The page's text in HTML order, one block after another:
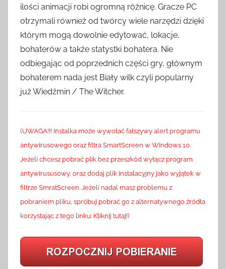
ilości animacji robi ogromną różnicę. Gracze PC
otrzymali również od twórcy wiele narzędzi dzięki
którym mogą dowolnie edytować, lokacje,
bohaterów a także statystki bohatera. Nie
odbiegając od poprzednich części gry, głównym
bohaterem nada jest Biały wilk czyli popularny
już Wiedźmin / The Witcher.
(UWAGA!!! Instalka może wywołać fałszywy alert programu
antywirusowego oraz filtra SmartScreen w Windows 10.
Jeżeli chcesz pobrać plik bez przeszkód wyłącz program
antywirususowy, oraz dodaj plik instalacyjny jako wyjątek w
filtrze SmratScreen. Jeżeli nadal masz problemu z
pobraniem pliku, spróbuj pobrać go z alternatywnego źródła
korzystając z tego linku: Kliknij tutaj!)